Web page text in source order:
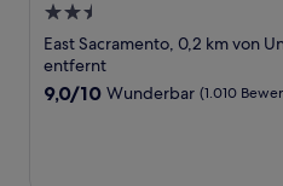
2.5-
Sterne-
Unterkunft
East Sacramento, 0,2 km von
entfernt
9.0
9,0/10 Wunderbar (1.010